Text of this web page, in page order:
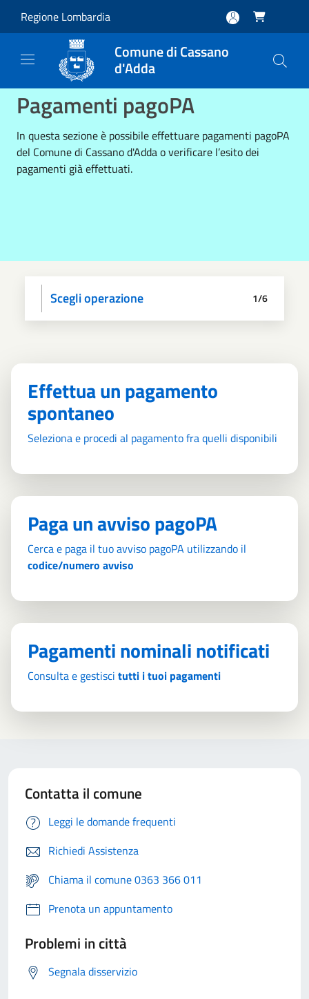
Regione Lombardia 
Comune di Cassano
d'Adda
Pagamenti pagoPA
In questa sezione è possibile effettuare pagamenti pagoPA
del Comune di Cassano d'Adda o verificare l’esito dei
pagamenti già effettuati.
Scegli operazione
Informativa privacy
Scegli il pagamento
Dati anagrafici
Paga
Riepilogo 1/6
Effettua un pagamento
spontaneo
Seleziona e procedi al pagamento fra quelli disponibili
Paga un avviso pagoPA
Cerca e paga il tuo avviso pagoPA utilizzando il
codice/numero avviso
Pagamenti nominali notificati
Consulta e gestisci tutti i tuoi pagamenti
Contatta il comune
Leggi le domande frequenti
Richiedi Assistenza
Chiama il comune 0363 366 011
Prenota un appuntamento
Problemi in città
Segnala disservizio